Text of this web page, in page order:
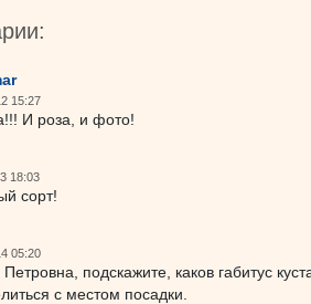
15:27
И роза, и фото!
18:03
сорт!
05:20
Петровна, подскажите, каков габитус
с местом посадки.